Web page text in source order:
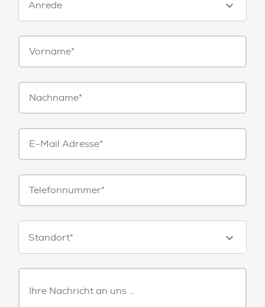
Anrede
Vorname*
Nachname*
E-
Mail*
Telefonnummer
Standorte
Standort*
Freitext
Nachricht